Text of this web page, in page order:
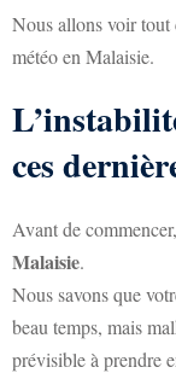
Nous allons voir tout
météo en Malaisie.
ces
Avant de
Malaisie.
Nous savons que
beau temps, mais
prévisible à prendre